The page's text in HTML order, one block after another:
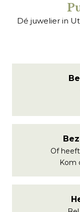
Dé juwelier in
Of
Kom